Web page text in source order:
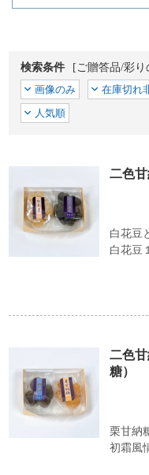
検索条件 [ご贈答品/彩
画像のみ
在庫切れ
人気順
二色甘
白花豆
白花豆
二色
糖）
栗甘納
初霜風